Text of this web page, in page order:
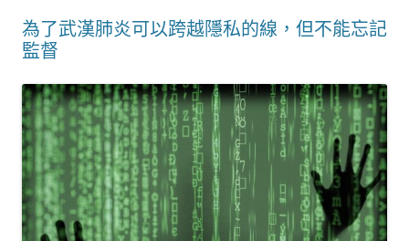
為了武漢肺炎可以跨越隱私的線，但不能忘記
監督